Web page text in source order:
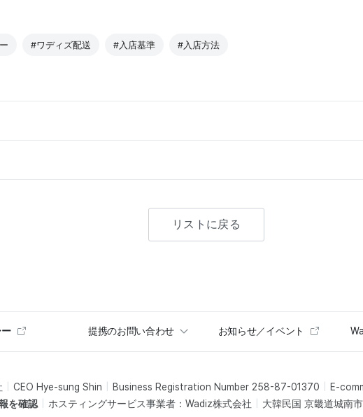
#ワディズ配送 #入店基準 #入店方法
リストに戻る
提携のお問い合わせ お知らせ／イベント
CEO Hye-sung Shin Business Registration Number 258-87-01370
E-
を確認 ホスティングサービス事業者：Wadiz株式会社 大韓民国 京畿道城南